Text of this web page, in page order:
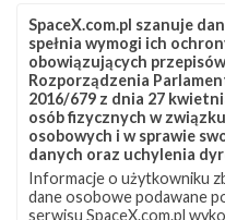
komentarze dotyczące
SpaceX opublikowało
Firma twierdzi, że od
przeprowadzanie FRR
początkowej ofercie
płatności, w ramach
gotowości przed
SpaceX.com.pl szanuje
spełnia wymogi ich
obowiązujących
Rozporządzenia
2016/679 z dnia 27
osób fizycznych w
osobowych i w sprawie
danych oraz uchylenia
Informacje o użytkowniku
dane osobowe podawane
serwisu SpaceX.com.pl